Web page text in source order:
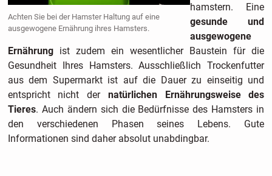
Achten Sie bei der Hamster Haltung auf eine
ausgewogene Ernährung ihres Hamsters.
hamstern. Eine
gesunde und
ausgewogene
Ernährungist zudem ein wesentlicher Baustein für die
Gesundheit Ihres Hamsters. Ausschließlich Trockenfutter
aus dem Supermarkt ist auf die Dauer zu einseitig und
entspricht nicht der natürlichen Ernährungsweise des
Tieres. Auch ändern sich die Bedürfnisse des Hamsters in
den verschiedenen Phasen seines Lebens. Gute
Informationen sind daher absolut unabdingbar.